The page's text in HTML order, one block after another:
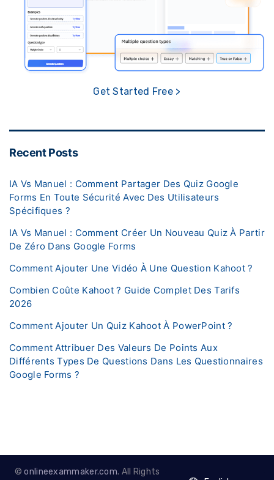
Get Started Free >
Recent Posts
IA Vs Manuel : Comment Partager Des Quiz Google
Forms En Toute Sécurité Avec Des Utilisateurs
Spécifiques ?
IA Vs Manuel : Comment Créer Un Nouveau Quiz À Partir
De Zéro Dans Google Forms
Comment Ajouter Une Vidéo À Une Question Kahoot ?
Combien Coûte Kahoot ? Guide Complet Des Tarifs
2026
Comment Ajouter Un Quiz Kahoot À PowerPoint ?
Comment Attribuer Des Valeurs De Points Aux
Différents Types De Questions Dans Les Questionnaires
Google Forms ?
©onlineexammaker.com. All Rights